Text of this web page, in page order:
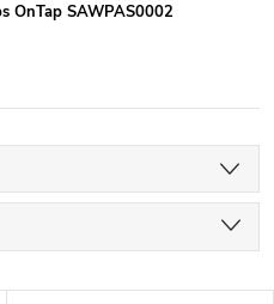
OnTap SAWPAS0002